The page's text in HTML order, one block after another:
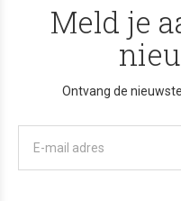
Meld je
Ontvang de